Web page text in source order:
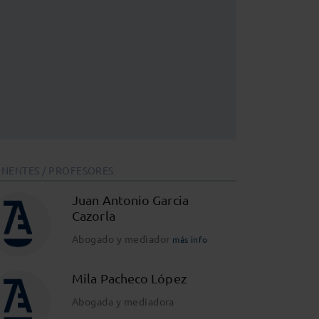
/ PROFESORES
Juan Antonio Garcia
Cazorla
Abogado y mediador más info
Mila Pacheco López
Abogada y mediadora